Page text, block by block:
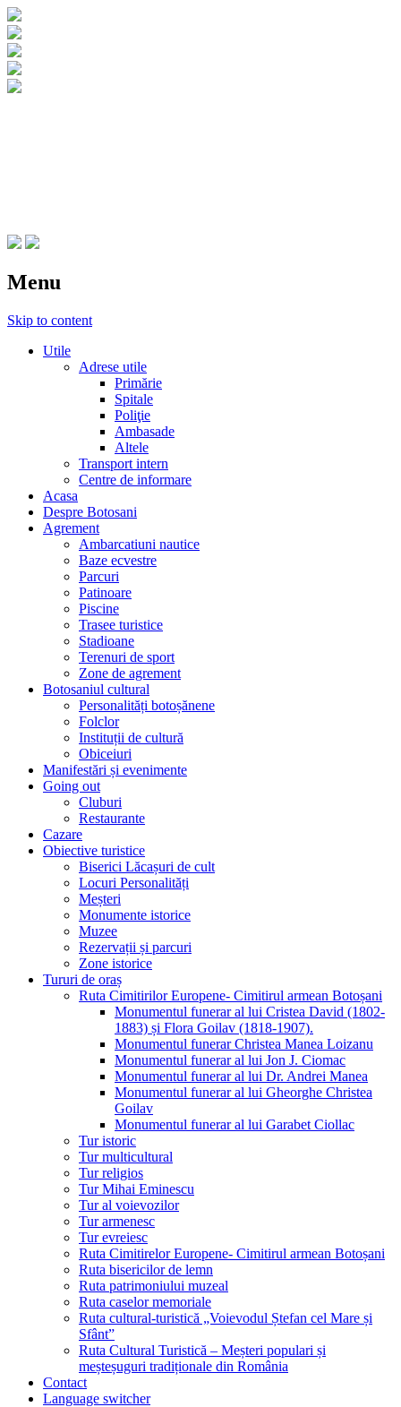
Menu
Skip to content
Utile
Adrese utile
Primărie
Spitale
Poliţie
Ambasade
Altele
Transport intern
Centre de informare
Acasa
Despre Botosani
Agrement
Ambarcatiuni nautice
Baze ecvestre
Parcuri
Patinoare
Piscine
Trasee turistice
Stadioane
Terenuri de sport
Zone de agrement
Botosaniul cultural
Personalități botoșănene
Folclor
Instituții de cultură
Obiceiuri
Manifestări și evenimente
Going out
Cluburi
Restaurante
Cazare
Obiective turistice
Biserici Lăcașuri de cult
Locuri Personalități
Meșteri
Monumente istorice
Muzee
Rezervații și parcuri
Zone istorice
Tururi de oraș
Ruta Cimitirilor Europene- Cimitirul armean Botoșani
Monumentul funerar al lui Cristea David (1802-
1883) și Flora Goilav (1818-1907).
Monumentul funerar Christea Manea Loizanu
Monumentul funerar al lui Jon J. Ciomac
Monumentul funerar al lui Dr. Andrei Manea
Monumentul funerar al lui Gheorghe Christea
Goilav
Monumentul funerar al lui Garabet Ciollac
Tur istoric
Tur multicultural
Tur religios
Tur Mihai Eminescu
Tur al voievozilor
Tur armenesc
Tur evreiesc
Ruta Cimitirelor Europene- Cimitirul armean Botoșani
Ruta bisericilor de lemn
Ruta patrimoniului muzeal
Ruta caselor memoriale
Ruta cultural-turistică „Voievodul Ștefan cel Mare și
Sfânt”
Ruta Cultural Turistică – Meșteri populari și
meșteșuguri tradiționale din România
Contact
Language switcher